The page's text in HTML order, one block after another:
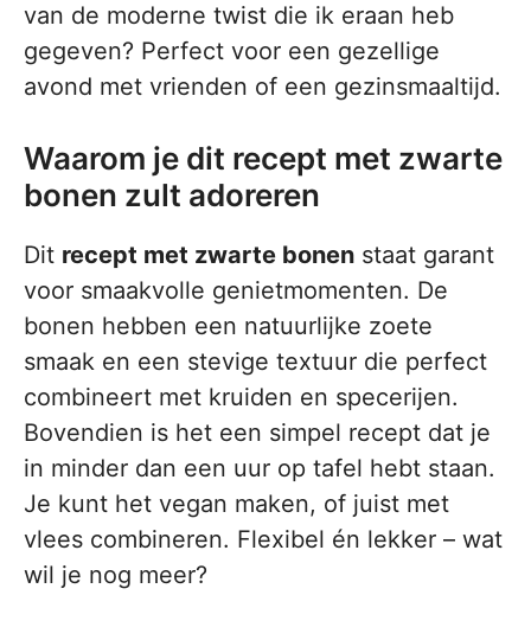
van de moderne twist die ik eraan heb
gegeven? Perfect voor een gezellige
avond met vrienden of een gezinsmaaltijd.
Waarom je dit recept met zwarte
bonen zult adoreren
Dit recept met zwarte bonen staat garant
voor smaakvolle genietmomenten. De
bonen hebben een natuurlijke zoete
smaak en een stevige textuur die perfect
combineert met kruiden en specerijen.
Bovendien is het een simpel recept dat je
in minder dan een uur op tafel hebt staan.
Je kunt het vegan maken, of juist met
vlees combineren. Flexibel én lekker – wat
wil je nog meer?